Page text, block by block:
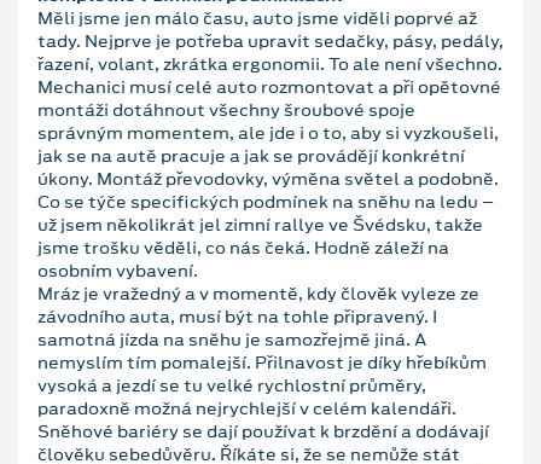
Měli jsme jen málo času, auto jsme viděli poprvé až
tady. Nejprve je potřeba upravit sedačky, pásy, pedály,
řazení, volant, zkrátka ergonomii. To ale není všechno.
Mechanici musí celé auto rozmontovat a při opětovné
montáži dotáhnout všechny šroubové spoje
správným momentem, ale jde i o to, aby si vyzkoušeli,
jak se na autě pracuje a jak se provádějí konkrétní
úkony. Montáž převodovky, výměna světel a podobně.
Co se týče specifických podmínek na sněhu na ledu –
už jsem několikrát jel zimní rallye ve Švédsku, takže
jsme trošku věděli, co nás čeká. Hodně záleží na
osobním vybavení.
Mráz je vražedný a v momentě, kdy člověk vyleze ze
závodního auta, musí být na tohle připravený. I
samotná jízda na sněhu je samozřejmě jiná. A
nemyslím tím pomalejší. Přilnavost je díky hřebíkům
vysoká a jezdí se tu velké rychlostní průměry,
paradoxně možná nejrychlejší v celém kalendáři.
Sněhové bariéry se dají používat k brzdění a dodávají
člověku sebedůvěru. Říkáte si, že se nemůže stát